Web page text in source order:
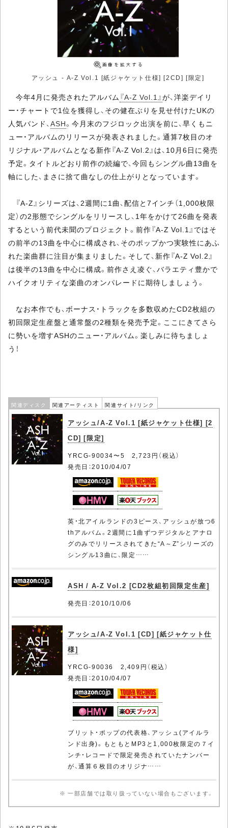
アッシュ - A-Z Vol.1 [紙ジャケット仕様] [2CD] [限定]
今年4月に発売されたアルバム 『A-Z Vol.1』が、洋楽デイリ
ー・チャートで1位を獲得し、その健在ぶりを見せ付けたUKの
人気バンド、 ASH。今月末のフジロック出演を前に、早くもニ
ュー・アルバムのリリースが発表されました。通算7枚目のオ
リジナル・アルバムとなる新作『A-Z Vol.2』は、10月6日に発売
予定。タイトルどおり前作の続編で、今回もシングル曲13曲を
軸にした、まさに捨て曲なしの仕上がりとなっています。
『A-Z』シリーズは、2週間に1曲、配信と7インチ（1,000枚限
定）の2形態でシングルをリリースし、1年をかけて26曲を発表
するという前代未聞のプロジェクト。前作『A-Z Vol.1』ではそ
の前半の13曲を中心に構成され、そのポップかつ実験性にあふ
れた楽曲群に注目が集まりました。そして、新作『A-Z Vol.2』
は後半の13曲を中心に構成。前作さえ凌ぐ、バラエティ豊かで
ハイクオリティな楽曲のオンパレードに期待しましょう。
なお本作でも、ボーナス・トラックを多数収めたCD2枚組の
初回限定生産盤と通常盤の2種類を発売予定。ここにきてさら
に勢いを増すASHのニュー・アルバム。楽しみに待ちましょ
う！
関連ディスク 関連アーティスト 関連サイト/リンク
アッシュ/A-Z Vol.1 [紙ジャケット仕様] [2
CD] [限定]
YRCG-90034〜5 2,723円（税込）
発売日：2010/04/07
英・北アイルランドの3ピース、アッシュが放つ6
thアルバム。2週間に1曲ずつデジタルとアナロ
グのみでリリースされてきた“A～Z”シリーズの
シングル13曲に、限定……
ASH / A-Z Vol.2 [CD2枚組初回限定生産]
発売日：2010/10/06
アッシュ/A-Z Vol.1 [CD] [紙ジャケット仕
様]
YRCG-90036 2,409円（税込）
発売日：2010/04/07
ブリット・ポップの代表格、アッシュ(アイルラ
ンド出身)。もともとMP3と1,000枚限定の７イ
ンチ・レコードで限定発売されていたナンバー
が、通算６枚目のオリジナ……
※ 一部店舗では取り扱っていない場合もございます。